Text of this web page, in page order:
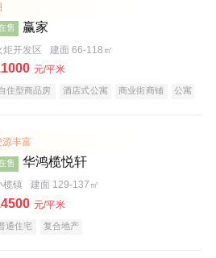
售 赢家
炬开发区 建面 66-118㎡
元/平米
住型商品房 酒店式公寓 商业街商铺
公寓
丰富
售 华鸿榄悦轩
榄镇 建面 129-137㎡
元/平米
通住宅 复合地产